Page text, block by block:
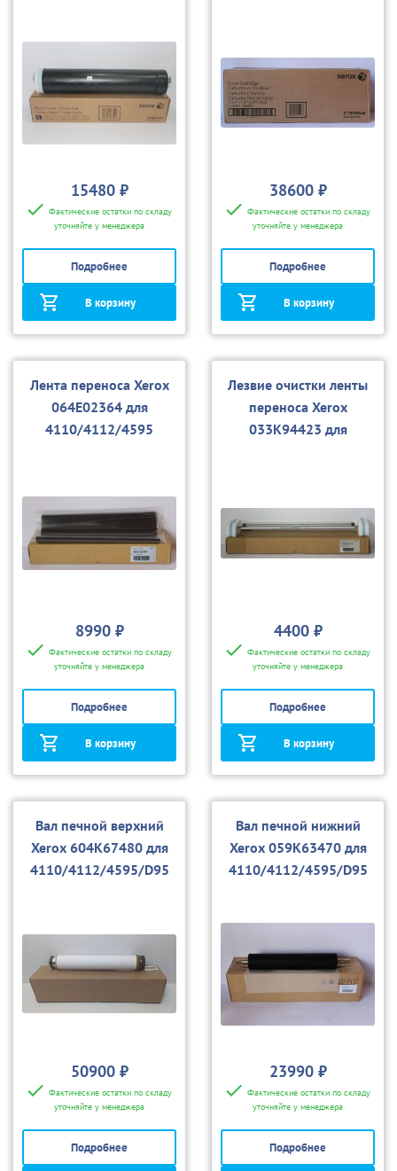
15480 ₽
Фактические остатки по складу
уточняйте у менеджера
Подробнее
В корзину
38600 ₽
Фактические остатки по складу
уточняйте у менеджера
Подробнее
В корзину
Лента переноса Xerox
064E02364 для
4110/4112/4595
8990 ₽
Фактические остатки по складу
уточняйте у менеджера
Подробнее
В корзину
Лезвие очистки ленты
переноса Xerox
033K94423 для
4400 ₽
Фактические остатки по складу
уточняйте у менеджера
Подробнее
В корзину
Вал печной верхний
Xerox 604K67480 для
4110/4112/4595/D95
50900 ₽
Фактические остатки по складу
уточняйте у менеджера
Подробнее
Вал печной нижний
Xerox 059K63470 для
4110/4112/4595/D95
23990 ₽
Фактические остатки по складу
уточняйте у менеджера
Подробнее